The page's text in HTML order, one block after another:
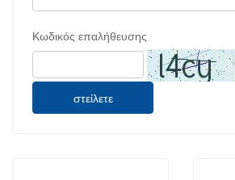
Κωδικός επαλήθευσης
στείλετε